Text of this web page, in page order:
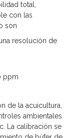
total,
con las
son
resolución de
ppm
de la acuicultura,
ambientales
La calibración se